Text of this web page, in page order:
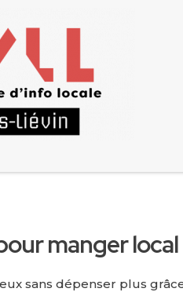
manger local
sans dépenser plus